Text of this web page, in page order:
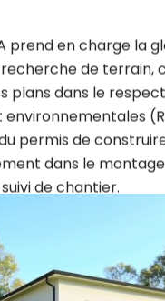
de terrain,
plans dans le
permis de
dans le montage
de chantier.